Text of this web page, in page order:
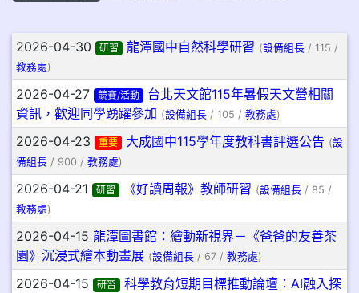
文章列表
2026-04-30 研習 龍潭國中自然科學研習 (設備組長/ 115 /
教務處)
2026-04-27 競賽/活動
台北天文館115年暑假天文營相關
資訊，歡迎同學踴躍參加 (設備組長 / 105 / 教務處)
2026-04-23 重要 大成國中115學年度教科書評選公告 (設
備組長 / 900 / 教務處)
2026-04-21 研習 《好讀周報》教師研習 (設備組長/ 85 /
教務處)
2026-04-15 龍潭圖書館：繪動新視界－《爸爸的友善茶
園》沉浸式繪本動畫展 (設備組長 / 67 / 教務處)
2026-04-15 研習
科學教育短期目標推動論壇：AI融入探